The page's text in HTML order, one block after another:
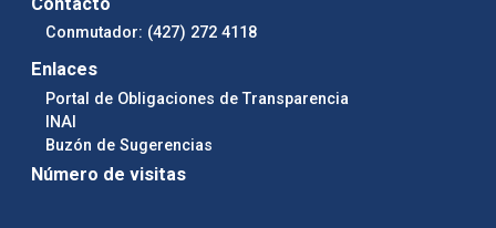
Conmutador: (427) 272 4118
Enlaces
Portal de Obligaciones de Transparencia
INAI
Buzón de Sugerencias
Número de visitas